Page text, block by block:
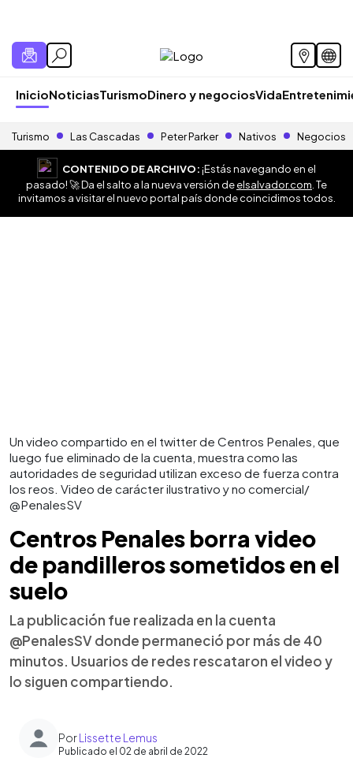
InicioNoticiasTurismoDinero y negociosVida
Turismo Las Cascadas Peter Parker Nativos Negocios
CONTENIDO DE ARCHIVO:¡Estás navegando en el
pasado! 🚀 Da el salto a la nueva versión deelsalvador.com . Te
invitamos a visitar el nuevo portal país donde coincidimos todos.
Un video compartido en el twitter de Centros Penales, que
luego fue eliminado de la cuenta, muestra como las
autoridades de seguridad utilizan exceso de fuerza contra
los reos. Video de carácter ilustrativo y no comercial/
@PenalesSV
Centros Penales borra video
de pandilleros sometidos en el
suelo
La publicación fue realizada en la cuenta
@PenalesSV donde permaneció por más de 40
minutos. Usuarios de redes rescataron el video y
lo siguen compartiendo.
PorLissette Lemus
Publicado el 02 de abril de 2022